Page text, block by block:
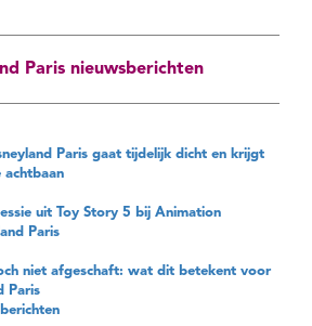
Paris nieuwsberichten
Paris gaat tijdelijk dicht en krijgt
achtbaan
uit Toy Story 5 bij Animation
Paris
niet afgeschaft: wat dit betekent voor
Paris